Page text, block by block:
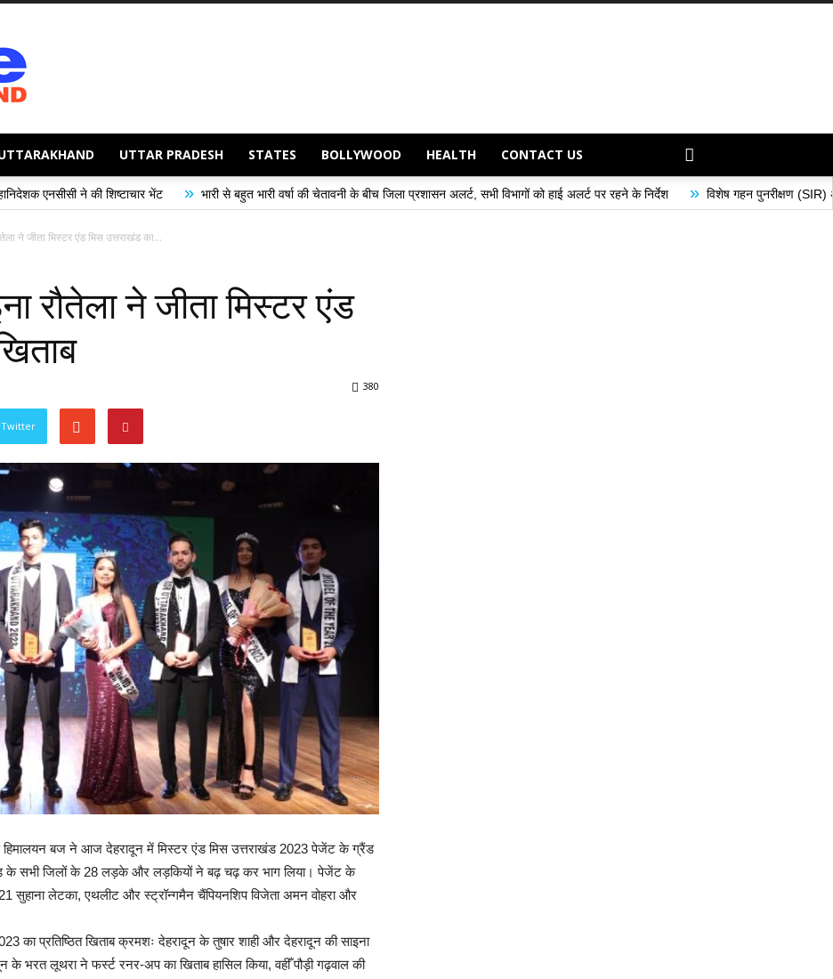
UTTAR PRADESH STATES BOLLYWOOD HEALTH CONTACT US
शिष्टाचार भेंट » भारी से बहुत भारी वर्षा की चेतावनी के बीच जिला प्रशासन अलर्ट, सभी विभागों को हाई अलर्ट पर रहने के निर्देश » विशेष गहन पुनरीक्षण (SIR) अभियान के अंतर्गत
ने जीता मिस्टर एंड मिस उत्तराखंड का...
रौतेला ने जीता मिस्टर एंड
380
हिमालयन बज ने आज देहरादून में मिस्टर एंड मिस उत्तराखंड 2023 पेजेंट के ग्रैंड
के सभी जिलों के 28 लड़के और लड़कियों ने बढ़ चढ़ कर भाग लिया। पेजेंट के
सुहाना लेटका, एथलीट और स्ट्रॉन्गमैन चैंपियनशिप विजेता अमन वोहरा और
का प्रतिष्ठित खिताब क्रमशः देहरादून के तुषार शाही और देहरादून की साइना
के भरत लूथरा ने फर्स्ट रनर-अप का खिताब हासिल किया, वहीँ पौड़ी गढ़वाल की